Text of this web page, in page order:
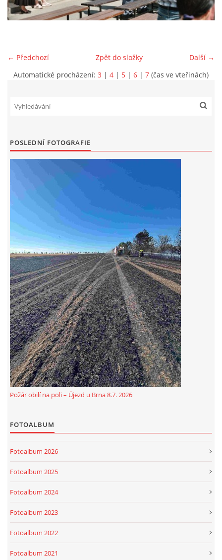
DRUŽSTVO MUŽŮ
VÝROČNÍ ZPRÁVY
DOTACE POSKYTNUTÁ Z ROZPOČTU JIHOMORAVSKÉHO
JEDNOTNÝ SYSTÉM VAROVÁNÍ A VYROZUMĚNÍ
OBYVATELSTVA ČR
© 2026 eStránky.cz |Aktualizováno: 5. 8. 2026
← Předchozí Další →
Zpět do složky
Automatické procházení: 3 | 4 | 5 | 6 | 7 (čas ve vteřinách)
POSLEDNÍ FOTOGRAFIE
Požár obilí na poli – Újezd u Brna 8.7. 2026
FOTOALBUM
Fotoalbum 2026
Fotoalbum 2025
Fotoalbum 2024
Fotoalbum 2023
Fotoalbum 2022
Fotoalbum 2021